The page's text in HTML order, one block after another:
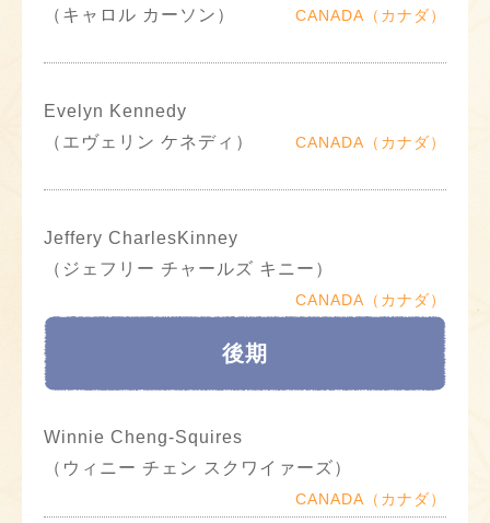
（キャロル カーソン） CANADA（カナダ）
Evelyn Kennedy
（エヴェリン ケネディ）
CANADA（カナダ）
Jeffery CharlesKinney
（ジェフリー チャールズ キニー）
CANADA（カナダ）
後期
Winnie Cheng-Squires
（ウィニー チェン スクワイァーズ）
CANADA（カナダ）